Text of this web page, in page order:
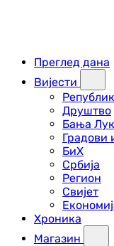
Преглед дана
Вијести
Друштво
Бања
Градови
БиХ
Србија
Регион
Свијет
Хроника
Магазин